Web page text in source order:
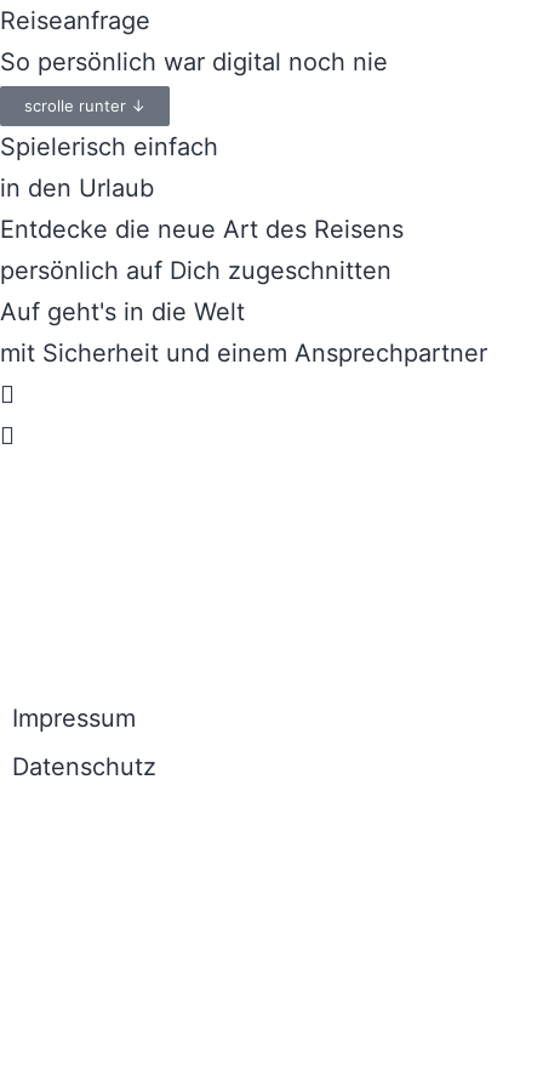
Reiseanfrage
So persönlich war digital noch nie
scrolle runter ↓
Spielerisch einfach
in den Urlaub
Entdecke die neue Art des Reisens
persönlich auf Dich zugeschnitten
Auf geht's in die Welt
mit Sicherheit und einem Ansprechpartner
Impressum
Datenschutz